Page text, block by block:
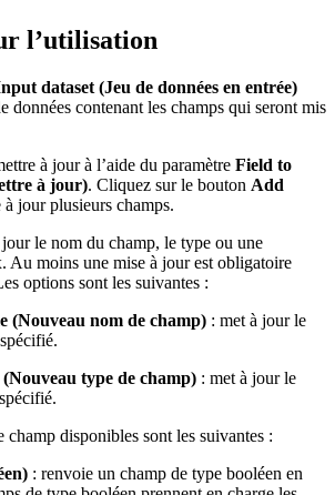
l’utilisation
dataset (Jeu de données en entrée)
données contenant les champs qui seront mis
à jour à l’aide du paramètre Field to
à jour). Cliquez sur le bouton Add
à jour plusieurs champs.
le nom du champ, le type ou une
Au moins une mise à jour est obligatoire
options sont les suivantes :
(Nouveau nom de champ) : met à jour le
type de champ) : met à jour le
champ disponibles sont les suivantes :
: renvoie un champ de type booléen en